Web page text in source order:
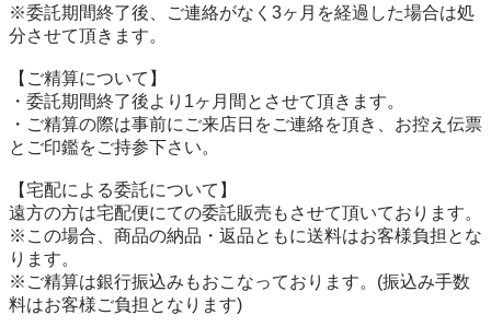
※委託期間終了後、ご連絡がなく3ヶ月を経過した場合は処
分させて頂きます。
【ご精算について】
・委託期間終了後より1ヶ月間とさせて頂きます。
・ご精算の際は事前にご来店日をご連絡を頂き、お控え伝票
とご印鑑をご持参下さい。
【宅配による委託について】
遠方の方は宅配便にての委託販売もさせて頂いております。
※この場合、商品の納品・返品ともに送料はお客様負担とな
ります。
※ご精算は銀行振込みもおこなっております。(振込み手数
料はお客様ご負担となります)